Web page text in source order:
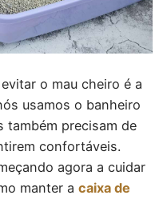
o mau cheiro é a
usamos o banheiro
também precisam de
confortáveis.
agora a cuidar
manter a caixa de